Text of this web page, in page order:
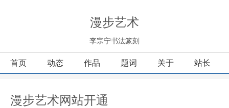
漫步艺术
李宗宁书法篆刻
首页 动态 作品 题词 关于 站长
漫步艺术网站开通